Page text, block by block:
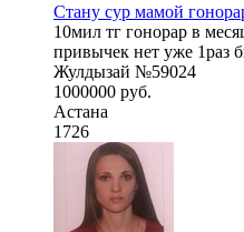
Стану сур мамой
10мил тг гонорар в
привычек нет уже 1раз
Жулдызай №59024
1000000 руб.
Астана
1726